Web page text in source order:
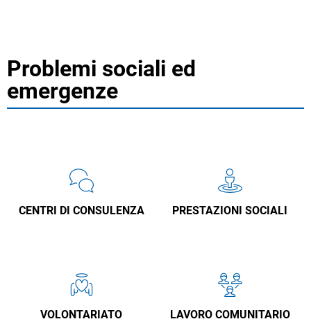
Problemi sociali ed
emergenze
CENTRI DI CONSULENZA PRESTAZIONI SOCIALI
VOLONTARIATO LAVORO COMUNITARIO